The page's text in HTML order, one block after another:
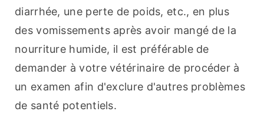
diarrhée, une perte de poids, etc., en plus
des vomissements après avoir mangé de la
nourriture humide, il est préférable de
demander à votre vétérinaire de procéder à
un examen afin d'exclure d'autres problèmes
de santé potentiels.